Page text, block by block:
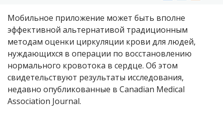
Мобильное приложение может быть вполне
эффективной альтернативой традиционным
методам оценки циркуляции крови для людей,
нуждающихся в операции по восстановлению
нормального кровотока в сердце. Об этом
свидетельствуют результаты исследования,
недавно опубликованные в Canadian Medical
Association Journal.